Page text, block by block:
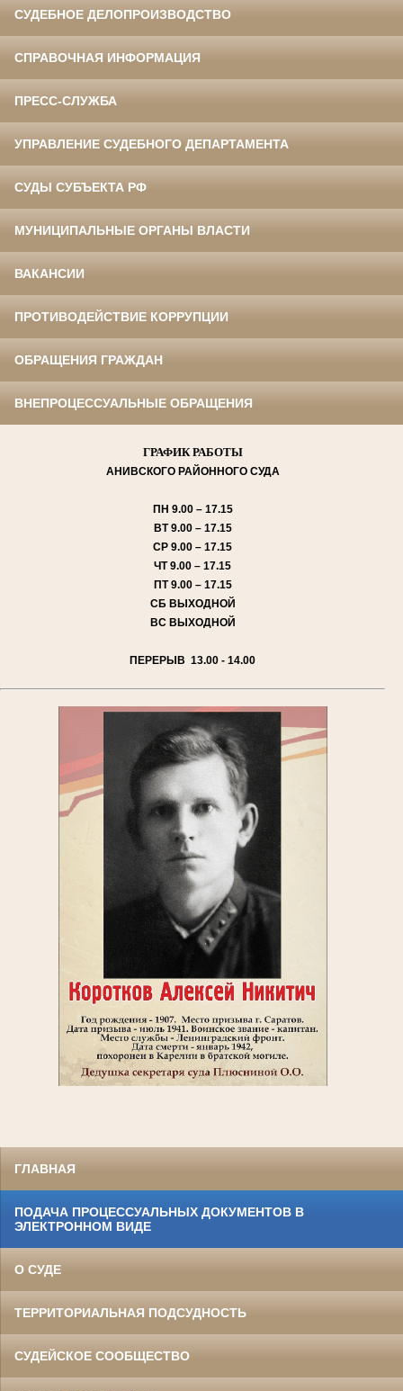
СУДЕБНОЕ ДЕЛОПРОИЗВОДСТВО
СПРАВОЧНАЯ ИНФОРМАЦИЯ
ПРЕСС-СЛУЖБА
УПРАВЛЕНИЕ СУДЕБНОГО ДЕПАРТАМЕНТА
СУДЫ СУБЪЕКТА РФ
МУНИЦИПАЛЬНЫЕ ОРГАНЫ ВЛАСТИ
ВАКАНСИИ
ПРОТИВОДЕЙСТВИЕ КОРРУПЦИИ
ОБРАЩЕНИЯ ГРАЖДАН
ВНЕПРОЦЕССУАЛЬНЫЕ ОБРАЩЕНИЯ
ГРАФИК РАБОТЫ
АНИВСКОГО РАЙОННОГО СУДА
ПН 9.00 – 17.15
ВТ9.00 – 17.15
СР 9.00 – 17.15
ЧТ9.00 – 17.15
ПТ9.00 – 17.15
СБ ВЫХОДНОЙ
ВС ВЫХОДНОЙ
ПЕРЕРЫВ 13.00 - 14.00
ГЛАВНАЯ
ПОДАЧА ПРОЦЕССУАЛЬНЫХ ДОКУМЕНТОВ В
ЭЛЕКТРОННОМ ВИДЕ
О СУДЕ
ТЕРРИТОРИАЛЬНАЯ ПОДСУДНОСТЬ
СУДЕЙСКОЕ СООБЩЕСТВО